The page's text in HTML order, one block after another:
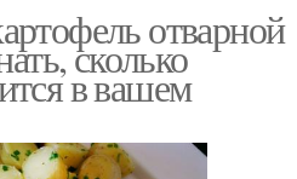
отварной
сколько
в вашем